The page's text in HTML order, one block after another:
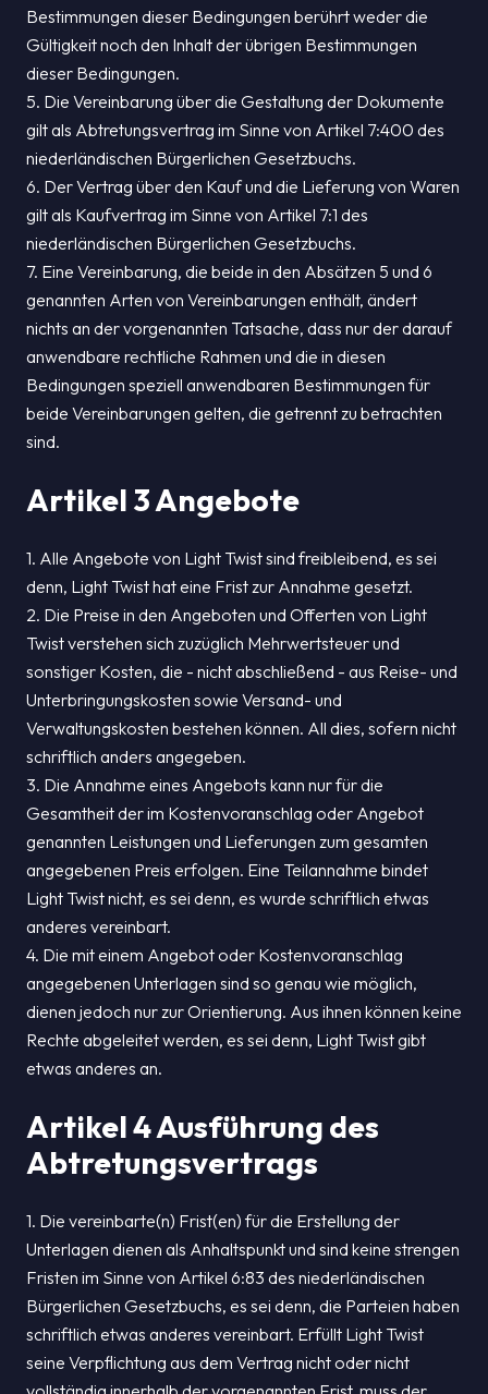
Bestimmungen dieser Bedingungen berührt weder die
Gültigkeit noch den Inhalt der übrigen Bestimmungen
dieser Bedingungen.
5. Die Vereinbarung über die Gestaltung der Dokumente
gilt als Abtretungsvertrag im Sinne von Artikel 7:400 des
niederländischen Bürgerlichen Gesetzbuchs.
6. Der Vertrag über den Kauf und die Lieferung von Waren
gilt als Kaufvertrag im Sinne von Artikel 7:1 des
niederländischen Bürgerlichen Gesetzbuchs.
7. Eine Vereinbarung, die beide in den Absätzen 5 und 6
genannten Arten von Vereinbarungen enthält, ändert
nichts an der vorgenannten Tatsache, dass nur der darauf
anwendbare rechtliche Rahmen und die in diesen
Bedingungen speziell anwendbaren Bestimmungen für
beide Vereinbarungen gelten, die getrennt zu betrachten
sind.
Artikel 3 Angebote
1. Alle Angebote von Light Twist sind freibleibend, es sei
denn, Light Twist hat eine Frist zur Annahme gesetzt.
2. Die Preise in den Angeboten und Offerten von Light
Twist verstehen sich zuzüglich Mehrwertsteuer und
sonstiger Kosten, die - nicht abschließend - aus Reise- und
Unterbringungskosten sowie Versand- und
Verwaltungskosten bestehen können. All dies, sofern nicht
schriftlich anders angegeben.
3. Die Annahme eines Angebots kann nur für die
Gesamtheit der im Kostenvoranschlag oder Angebot
genannten Leistungen und Lieferungen zum gesamten
angegebenen Preis erfolgen. Eine Teilannahme bindet
Light Twist nicht, es sei denn, es wurde schriftlich etwas
anderes vereinbart.
4. Die mit einem Angebot oder Kostenvoranschlag
angegebenen Unterlagen sind so genau wie möglich,
dienen jedoch nur zur Orientierung. Aus ihnen können keine
Rechte abgeleitet werden, es sei denn, Light Twist gibt
etwas anderes an.
Artikel 4 Ausführung des
Abtretungsvertrags
1. Die vereinbarte(n) Frist(en) für die Erstellung der
Unterlagen dienen als Anhaltspunkt und sind keine strengen
Fristen im Sinne von Artikel 6:83 des niederländischen
Bürgerlichen Gesetzbuchs, es sei denn, die Parteien haben
schriftlich etwas anderes vereinbart. Erfüllt Light Twist
seine Verpflichtung aus dem Vertrag nicht oder nicht